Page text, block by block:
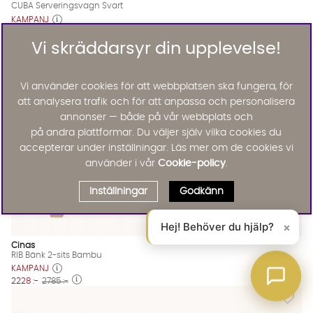
CUBA Serveringsvagn Svart
KAMPANJ
Lägg till
Cinas
RIB Bänk 2-sits Bambu
KAMPANJ
2228 :- 2785 :-
Lägg
Vi skräddarsyr din upplevelse!
Vi använder cookies för att webbplatsen ska fungera, för
att analysera trafik och för att anpassa och personalisera
annonser — både på vår webbplats och
på andra plattformar. Du väljer själv vilka cookies du
accepterar under inställningar. Läs mer om de cookies vi
använder i vår Cookie-policy.
Inställningar Godkänn
Hej! Behöver du hjälp? ×